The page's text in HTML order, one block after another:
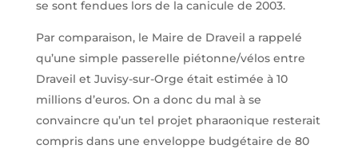
se sont fendues lors de la canicule de 2003.
Par comparaison, le Maire de Draveil a rappelé
qu’une simple passerelle piétonne/vélos entre
Draveil et Juvisy-sur-Orge était estimée à 10
millions d’euros. On a donc du mal à se
convaincre qu’un tel projet pharaonique resterait
compris dans une enveloppe budgétaire de 80